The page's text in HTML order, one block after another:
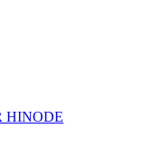
HINODE